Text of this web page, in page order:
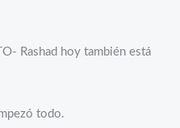
Rashad hoy también está
todo.